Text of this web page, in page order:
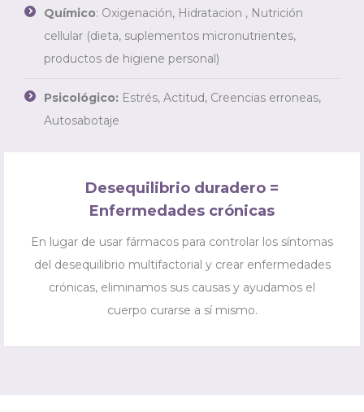
Químico: Oxigenación, Hidratacion , Nutrición
cellular (dieta, suplementos micronutrientes,
productos de higiene personal)
Psicológico: Estrés, Actitud, Creencias erroneas,
Autosabotaje
Desequilibrio duradero =
Enfermedades crónicas
En lugar de usar fármacos para controlar los síntomas
del desequilibrio multifactorial y crear enfermedades
crónicas, eliminamos sus causas y ayudamos el
cuerpo curarse a sí mismo.